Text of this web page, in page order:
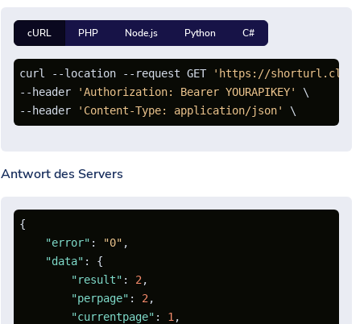
cURL PHP Node.js Python C#
curl --location --request GET
'https://shorturl.click/
--header
'Authorization: Bearer YOURAPIKEY'
\
--header
'Content-Type: application/json'
Antwort des Servers
{
"error" : "0" ,
"data" :
{
"result" : 2,
"perpage" : 2,
"currentpage" : 1 ,